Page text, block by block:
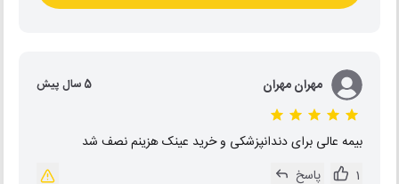
مهران مهران 5 سال پیش
بیمه عالی برای دندانپزشکی و خرید عینک هزینم نصف شد
1
پاسخ